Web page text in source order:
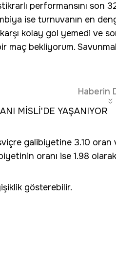
performansını son
ise turnuvanın en
kolay gol yemedi ve
maç bekliyorum.
Haberin
MİSLİ'DE YAŞANIYOR
galibiyetine 3.10
oranı ise 1.98
gösterebilir.